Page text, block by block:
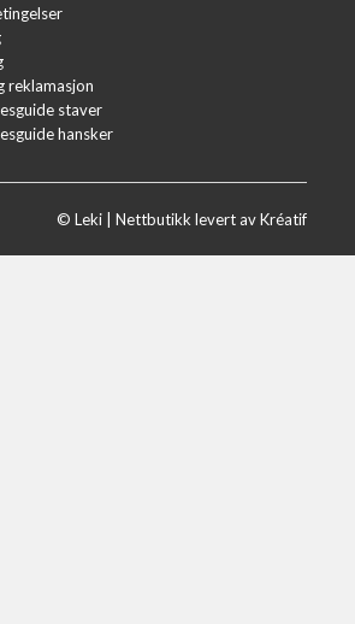
reklamasjon
staver
hansker
© Leki | Nettbutikk levert av Kréatif